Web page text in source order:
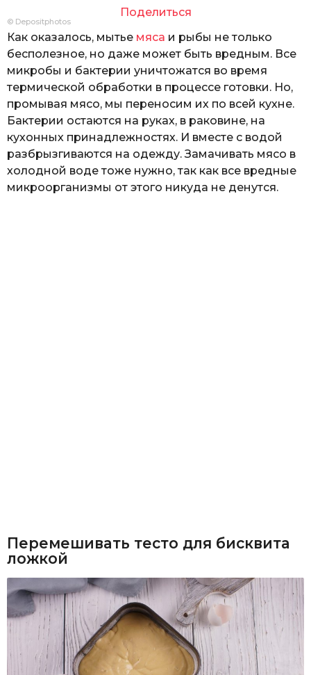
Поделиться
© Depositphotos
Как оказалось, мытье мяса и рыбы не только
бесполезное, но даже может быть вредным. Все
микробы и бактерии уничтожатся во время
термической обработки в процессе готовки. Но,
промывая мясо, мы переносим их по всей кухне.
Бактерии остаются на руках, в раковине, на
кухонных принадлежностях. И вместе с водой
разбрызгиваются на одежду. Замачивать мясо в
холодной воде тоже нужно, так как все вредные
микроорганизмы от этого никуда не денутся.
Перемешивать тесто для бисквита
ложкой